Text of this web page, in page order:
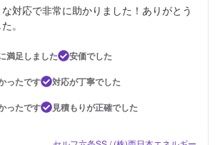
対応で非常に助かりました！ありがとう
。
満足しました
安価でした
ったです
対応が丁寧でした
ったです
見積もりが正確でした